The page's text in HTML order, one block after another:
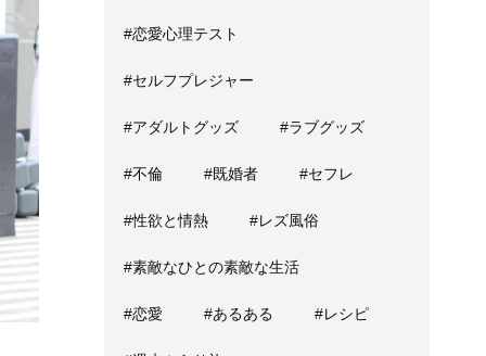
#恋愛心理テスト
#セルフプレジャー
#アダルトグッズ #ラブグッズ
#不倫 #既婚者 #セフレ
#性欲と情熱 #レズ風俗
#素敵なひとの素敵な生活
#恋愛 #あるある #レシピ